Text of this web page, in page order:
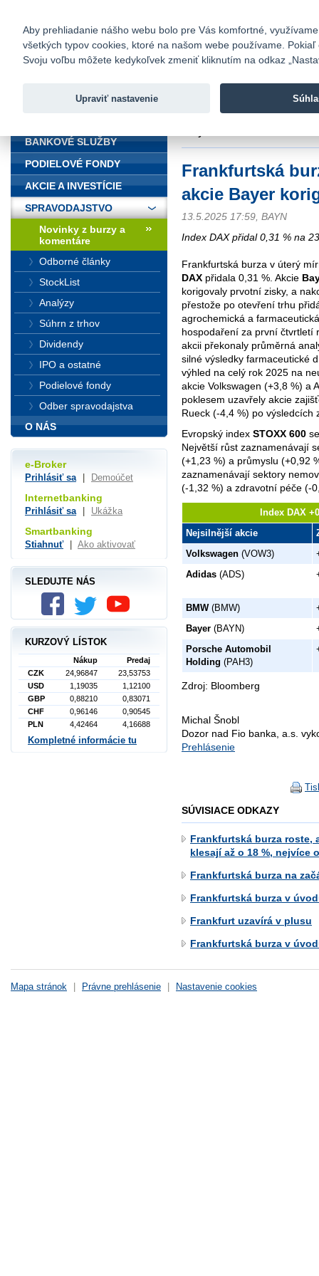
Fio banka
Fio banka
Frankfurtská
akcie Bayer
13.5.2025 17:59, BAYN
Index DAX přidal 0,31 % na
Frankfurtská burza v úterý
DAX přidala 0,31 %. Akcie
korigovaly prvotní zisky, a
přestože po otevření trhu
agrochemická a
hospodaření za první čtvrtletí
akcii překonaly průměrná
silné výsledky farmaceutické
výhled na celý rok 2025 na
akcie Volkswagen (+3,8 %) a
poklesem uzavřely akcie
Rueck (-4,4 %) po výsledcích
Evropský index STOXX 600
Největší růst zaznamenávají
(+1,23 %) a průmyslu (+0,92
zaznamenávají sektory
(-1,32 %) a zdravotní péče (-
Index DAX
Nejsilnější akcie
Volkswagen (VOW3)
Adidas (ADS)
BMW(BMW)
Bayer (BAYN)
Porsche Automobil
Holding (PAH3)
Zdroj: Bloomberg
Michal Šnobl
Dozor nad Fio banka, a.s.
Prehlásenie
SÚVISIACE ODKAZY
Frankfurtská burza roste,
klesají až o 18 %, nejvíce
Frankfurtská burza na
Frankfurtská burza v
Frankfurt uzavírá v plusu
Frankfurtská burza v
BANKOVÉ SLUŽBY
PODIELOVÉ FONDY
AKCIE A INVESTÍCIE
SPRAVODAJSTVO
Novinky z burzy a
komentáre
Odborné články
StockList
Analýzy
Súhrn z trhov
Dividendy
IPO a ostatné
Podielové fondy
Odber spravodajstva
O NÁS
e-Broker
Prihlásiť sa Demoúčet
Internetbanking
Prihlásiť sa Ukážka
Smartbanking
Stiahnuť Ako aktivovať
SLEDUJTE NÁS
KURZOVÝ LÍSTOK
Nákup
Predaj
CZK
24,96847
23,53753
USD
1,19035
1,12100
GBP
0,88210
0,83071
CHF
0,96146
0,90545
PLN
4,42464 4,16688
Kompletné informácie tu
Mapa stránok | Právne prehlásenie | Nastavenie cookies
Aby prehliadanie nášho webu bolo pre Vás komfortné,
všetkých typov cookies, ktoré na našom webe používame.
Svoju voľbu môžete kedykoľvek zmeniť kliknutím na odkaz
Upraviť nastavenie